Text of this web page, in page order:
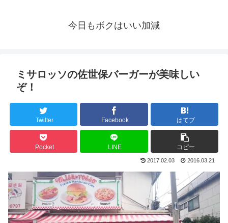
今日もボクはいい加減
ミサロッソの佐世保バーガーが美味しい
ぞ！
Twitter Facebook はてブ
Pocket LINE コピー
2017.02.03 2016.03.21